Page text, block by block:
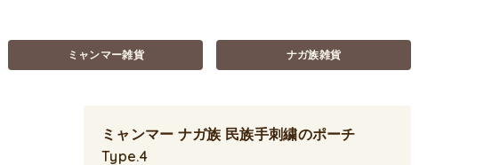
ミャンマー雑貨 ナガ族雑貨
ミャンマー ナガ族 民族手刺繍のポーチ
Type.4